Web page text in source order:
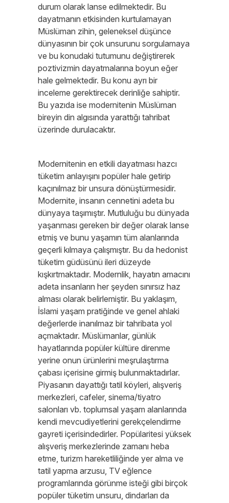
durum olarak lanse edilmektedir. Bu
dayatmanın etkisinden kurtulamayan
Müslüman zihin, geleneksel düşünce
dünyasının bir çok unsurunu sorgulamaya
ve bu konudaki tutumunu değiştirerek
poztivizmin dayatmalarına boyun eğer
hale gelmektedir. Bu konu ayrı bir
inceleme gerektirecek derinliğe sahiptir.
Bu yazıda ise modernitenin Müslüman
bireyin din algısında yarattığı tahribat
üzerinde durulacaktır.
Modernitenin en etkili dayatması hazcı
tüketim anlayışını popüler hale getirip
kaçınılmaz bir unsura dönüştürmesidir.
Modernite, insanın cennetini adeta bu
dünyaya taşımıştır. Mutluluğu bu dünyada
yaşanması gereken bir değer olarak lanse
etmiş ve bunu yaşamın tüm alanlarında
geçerli kılmaya çalışmıştır. Bu da hedonist
tüketim güdüsünü ileri düzeyde
kışkırtmaktadır. Modernlik, hayatın amacını
adeta insanların her şeyden sınırsız haz
alması olarak belirlemiştir. Bu yaklaşım,
İslami yaşam pratiğinde ve genel ahlaki
değerlerde inanılmaz bir tahribata yol
açmaktadır. Müslümanlar, günlük
hayatlarında popüler kültüre direnme
yerine onun ürünlerini meşrulaştırma
çabası içerisine girmiş bulunmaktadırlar.
Piyasanın dayattığı tatil köyleri, alışveriş
merkezleri, cafeler, sinema/tiyatro
salonları vb. toplumsal yaşam alanlarında
kendi mevcudiyetlerini gerekçelendirme
gayreti içerisindedirler. Popülaritesi yüksek
alışveriş merkezlerinde zamanı heba
etme, turizm hareketliliğinde yer alma ve
tatil yapma arzusu, TV eğlence
programlarında görünme isteği gibi birçok
popüler tüketim unsuru, dindarları da